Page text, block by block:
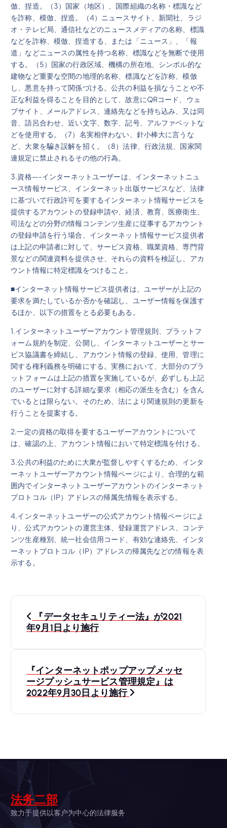
倣、捏造。（3）国家（地区）、国際組織の名称・標識など
を詐称、模倣、捏造。（4）ニュースサイト、新聞社、ラジ
オ・テレビ局、通信社などのニュースメディアの名称、標識
などを詐称、模倣、捏造する、または「ニュース」、「報
道」などニュースの属性を持つ名称、標識などを無断で使用
する。（5）国家の行政区域、機構の所在地、シンボル的な
建物など重要な空間の地理的名称、標識などを詐称、模倣
し、悪意を持って関係づける。公共の利益を損なうことや不
正な利益を得ることを目的として、故意にQRコード、ウェ
ブサイト、メールアドレス、連絡先などを持ち込み、又は同
音、語呂合わせ、近い文字、数字、記号、アルファベットな
どを使用する。（7）名実相伴わない、針小棒大に言うな
ど、大衆を騙き誤解を招く。（8）法律、行政法規、国家関
連規定に禁止されるその他の行為。
3.資格—-インターネットユーザーは、インターネットニュ
ース情報サービス、インターネット出版サービスなど、法律
に基づいて行政許可を要するインターネット情報サービスを
提供するアカウントの登録申請や、経済、教育、医療衛生、
司法などの分野の情報コンテンツ生産に従事するアカウント
の登録申請を行う場合、インターネット情報サービス提供者
は上記の申請者に対して、サービス資格、職業資格、専門背
景などの関連資料を提供させ、それらの資料を検証し、アカ
ウント情報に特定標識をつけること。
■インターネット情報サービス提供者は、ユーザーが上記の
要求を満たしているか否かを確認し、ユーザー情報を保護す
るほか、以下の措置をとる必要もある。
1.インターネットユーザーアカウント管理規則、プラットフ
ォーム規約を制定、公開し、インターネットユーザーとサー
ビス協議書を締結し、アカウント情報の登録、使用、管理に
関する権利義務を明確にする。実務において、大部分のプラ
ットフォームは上記の措置を実施しているが、必ずしも上記
のユーザーに対する詳細な要求（相応の派生を含む）を含ん
でいるとは限らない。そのため、法により関連規則の更新を
行うことを提案する。
2.一定の資格の取得を要するユーザーアカウントについて
は、確認の上、アカウント情報において特定標識を付ける。
3.公共の利益のために大衆が監督しやすくするため、インタ
ーネットユーザーアカウント情報ページにより、合理的な範
囲内でインターネットユーザーアカウントのインターネット
プロトコル（IP）アドレスの帰属先情報を表示する。
4.インターネットユーザーの公式アカウント情報ページによ
り、公式アカウントの運営主体、登録運営アドレス、コンテ
ンツ生産種別、統一社会信用コード、有効な連絡先、インタ
ーネットプロトコル（IP）アドレスの帰属先などの情報を表
示する。
投
稿
ビ
シ
ョ
ン
『データセキュリティー法』が2021
年9月1日より施行
『インターネットポップアップメッセ
ージプッシュサービス管理規定』は
2022年9月30日より施行
法务二部
致力于提供以客户为中心的法律服务